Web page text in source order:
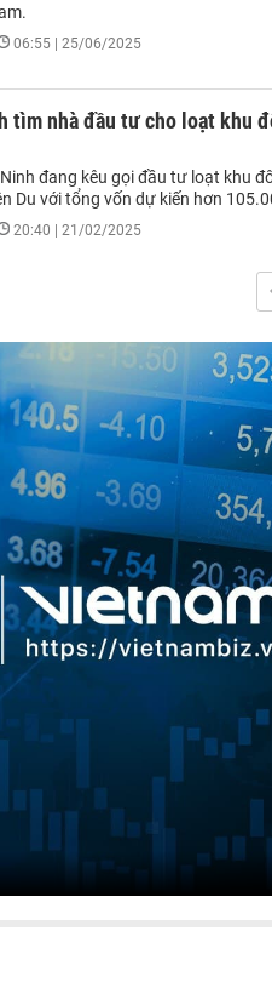
06:55 | 25/06/2025
tìm nhà đầu tư cho loạt khu
đang kêu gọi đầu tư loạt khu
Du với tổng vốn dự kiến hơn
20:40 | 21/02/2025